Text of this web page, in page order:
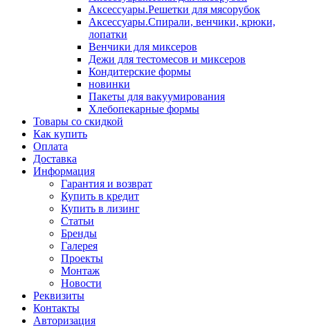
Аксессуары.Решетки для мясорубок
Аксессуары.Спирали, венчики, крюки,
лопатки
Венчики для миксеров
Дежи для тестомесов и миксеров
Кондитерские формы
новинки
Пакеты для вакуумирования
Хлебопекарные формы
Товары со скидкой
Как купить
Оплата
Доставка
Информация
Гарантия и возврат
Купить в кредит
Купить в лизинг
Статьи
Бренды
Галерея
Проекты
Монтаж
Новости
Реквизиты
Контакты
Авторизация